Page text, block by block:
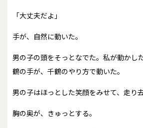
「大丈夫だよ」
手が、自然に動いた。
男の子の頭をそっとなでた。私が動かし
鶴の手が、千鶴のやり方で動いた。
男の子はほっとした笑顔をみせて、走り去
胸の奥が、きゅっとする。